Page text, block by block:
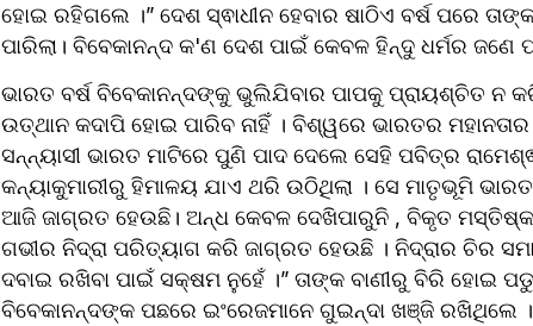
ହୋଇ ରହିଗଲେ ।” ଦେଶ ସ୍ଵାଧୀନ ହେବାର ଷାଠିଏ ବର୍ଷ ପରେ
ପାରିଲା। ବିବେକାନନ୍ଦ କ'ଣ ଦେଶ ପାଇଁ କେବଳ ହିନ୍ଦୁ ଧର୍ମର
ଭାରତ ବର୍ଷ ବିବେକାନନ୍ଦଙ୍କୁ ଭୁଲିଯିବାର ପାପକୁ ପ୍ରାୟଶ୍ଚିତ ନ
ଉତ୍ଥାନ କଦାପି ହୋଇ ପାରିବ ନାହିଁ । ବିଶ୍ୱରେ ଭାରତର
ସନ୍ନ୍ୟାସୀ ଭାରତ ମାଟିରେ ପୁଣି ପାଦ ଦେଲେ ସେହି ପବିତ୍ର
କନ୍ୟାକୁମାରୀରୁ ହିମାଳୟ ଯାଏ ଥରି ଉଠିଥିଲା । ସେ ମାତୃଭୂମି
ଆଜି ଜାଗ୍ରତ ହେଉଛି। ଅନ୍ଧ କେବଳ ଦେଖିପାରୁନି , ବିକୃତ
ଗଭୀର ନିଦ୍ରା ପରିତ୍ୟାଗ କରି ଜାଗ୍ରତ ହେଉଛି । ନିଦ୍ରାର ଚିର
ଦବାଇ ରଖିବା ପାଇଁ ସକ୍ଷମ ନୁହେଁ ।” ତାଙ୍କ ବାଣୀରୁ ବିରି ହୋଇ
ବିବେକାନନ୍ଦଙ୍କ ପଛରେ ଇଂରେଜମାନେ ଗୁଇନ୍ଦା ଖଞ୍ଜି ରଖିଥିଲେ